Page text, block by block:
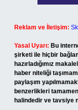
Reklam ve İletişim:
Yasal Uyarı: Bu
şirketi ile hiçbir
hazırladığımız
haber niteliği
paylaşım
benzerlikleri
halindedir ve tavsiye